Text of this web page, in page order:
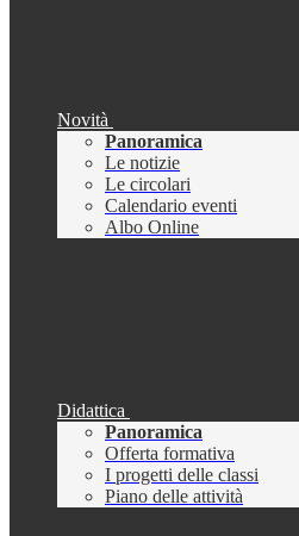
Novità
Panoramica
Le notizie
Le circolari
Calendario eventi
Albo Online
Didattica
Panoramica
Offerta formativa
I progetti delle classi
Piano delle attività